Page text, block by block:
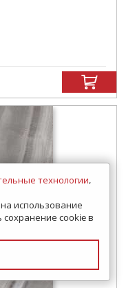
технологии,
использование
cookie в